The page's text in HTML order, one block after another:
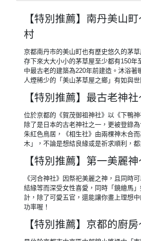
【特別推薦】南丹美山
村
京都南丹市的美山町也有歷史悠久的茅
存下來大大小小的茅草屋至少都有150年
中最古老的建築為220年前建造。沐浴著
人煙稀少的「美山茅草屋之鄉」有如與世
【特別推薦】最古老神
位於京都的《賀茂御祖神社》以《下鴨神
除了是日本的古老神社之一，更被登錄
朱紅色鳥居，《相生社》由兩棵神木合
木」，不論是想結良緣或是祈求順利，都
【特別推薦】第一美麗
《河合神社》因祭祀美麗之神，且同時
結緣等而深受女性喜愛，同時「鏡繪馬
計，除了可愛五官，還能讓你畫上理想
功率喔！
【特別推薦】京都的廚